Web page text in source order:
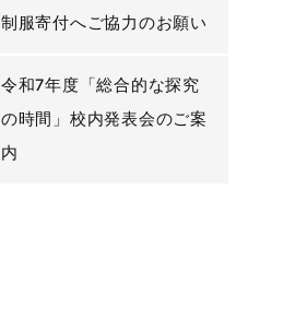
制服寄付へご協力のお願い
令和7年度「総合的な探究
の時間」校内発表会のご案
内